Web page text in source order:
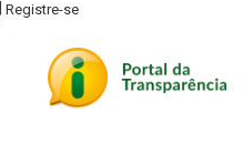
Registre-se